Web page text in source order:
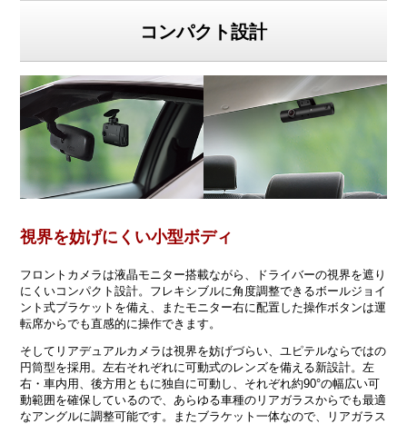
コンパクト設計
視界を妨げにくい小型ボディ
フロントカメラは液晶モニター搭載ながら、ドライバーの視界を遮り
にくいコンパクト設計。フレキシブルに角度調整できるボールジョイ
ント式ブラケットを備え、またモニター右に配置した操作ボタンは運
転席からでも直感的に操作できます。
そしてリアデュアルカメラは視界を妨げづらい、ユピテルならではの
円筒型を採用。左右それぞれに可動式のレンズを備える新設計。左
右・車内用、後方用ともに独自に可動し、それぞれ約90°の幅広い可
動範囲を確保しているので、あらゆる車種のリアガラスからでも最適
なアングルに調整可能です。またブラケット一体なので、リアガラス